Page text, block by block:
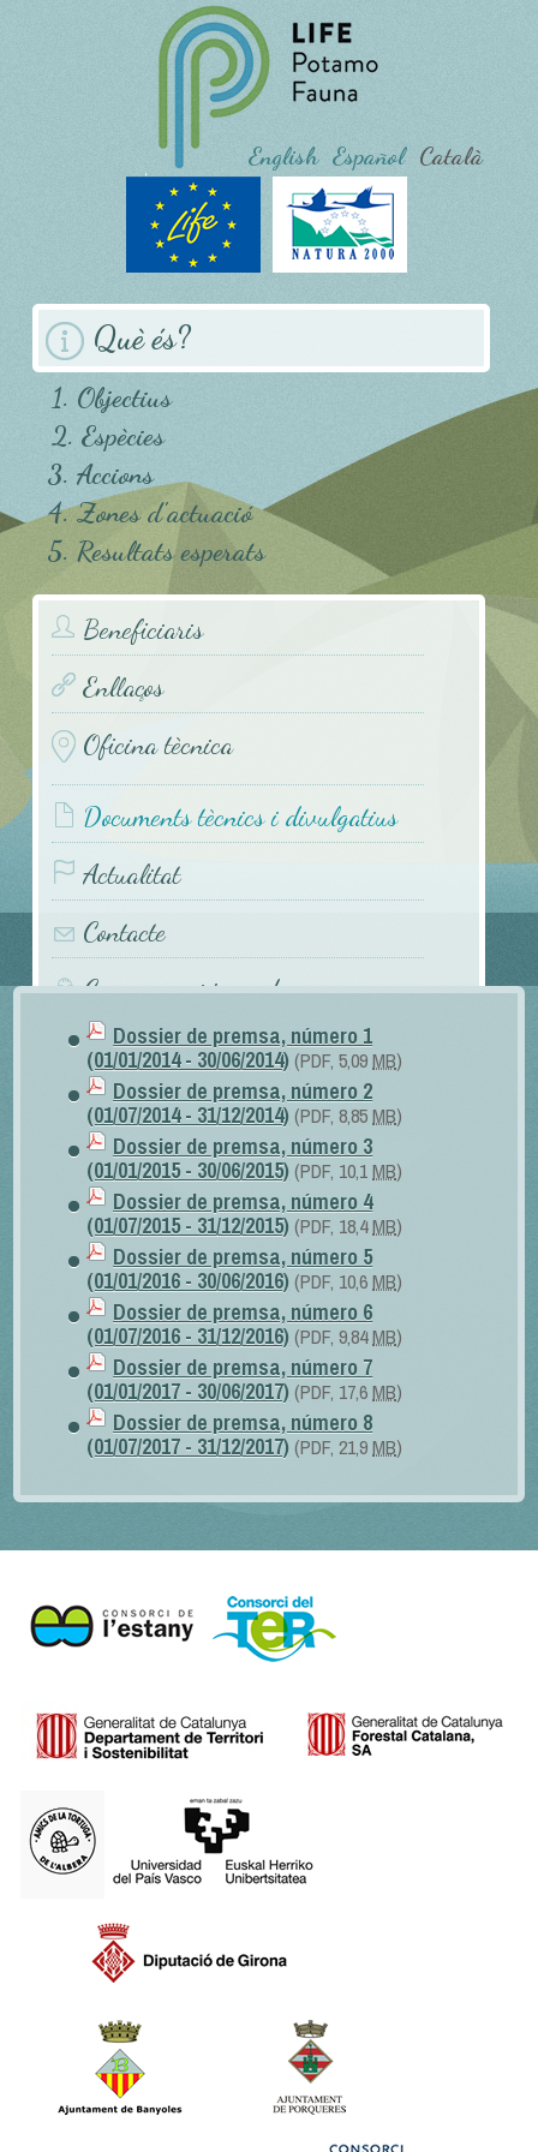
Català
Español
English
Què és?
1. Objectius
2. Espècies
3. Accions
4. Zones d'actuació
5. Resultats esperats
Beneficiaris
Enllaços
Oficina tècnica
Documents tècnics i divulgatius
Actualitat
Contacte
Congressos i jornades
Dossier de premsa, número 1
(01/01/2014 - 30/06/2014)(PDF, 5,09MB)
Dossier de premsa, número 2
(01/07/2014 - 31/12/2014)(PDF, 8,85MB)
Dossier de premsa, número 3
(01/01/2015 - 30/06/2015)(PDF, 10,1MB)
Dossier de premsa, número 4
(01/07/2015 - 31/12/2015)(PDF, 18,4MB)
Dossier de premsa, número 5
(01/01/2016 - 30/06/2016) (PDF, 10,6MB)
Dossier de premsa, número 6
(01/07/2016 - 31/12/2016)(PDF, 9,84MB)
Dossier de premsa, número 7
(01/01/2017 - 30/06/2017)(PDF, 17,6MB)
Dossier de premsa, número 8
(01/07/2017 - 31/12/2017)(PDF, 21,9MB)